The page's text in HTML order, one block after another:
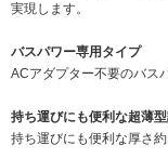
実現します。
バスパワー専用タイプ
ACアダプター不要のバス
持ち運びにも便利な超薄
持ち運びにも便利な厚さ